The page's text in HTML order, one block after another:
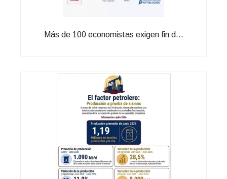
Más de 100 economistas exigen fin d...